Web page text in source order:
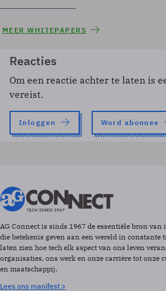
MEER WHITEPAPERS
Reacties
Om een reactie achter te laten is
vereist.
Inloggen Word abonnee
AG Connect is sinds 1967 de essentiële bron
die betekenis geven aan een wereld in constante
laten zien hoe tech elk aspect van ons leven
organisaties, ons werk en onze carrière tot onze
en maatschappij.
Lees ons manifest >